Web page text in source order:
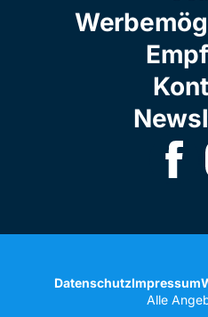
DatenschutzImpressum
Alle